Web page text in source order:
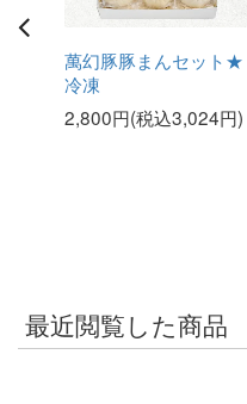
萬幻豚豚まんセット★
冷凍
2,800円(税込3,024円)
最近閲覧した商品